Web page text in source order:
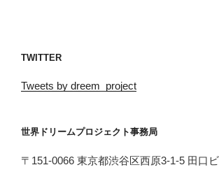
TWITTER
Tweets by dreem_project
世界ドリームプロジェクト事務局
〒151-0066 東京都渋谷区西原3-1-5 田口